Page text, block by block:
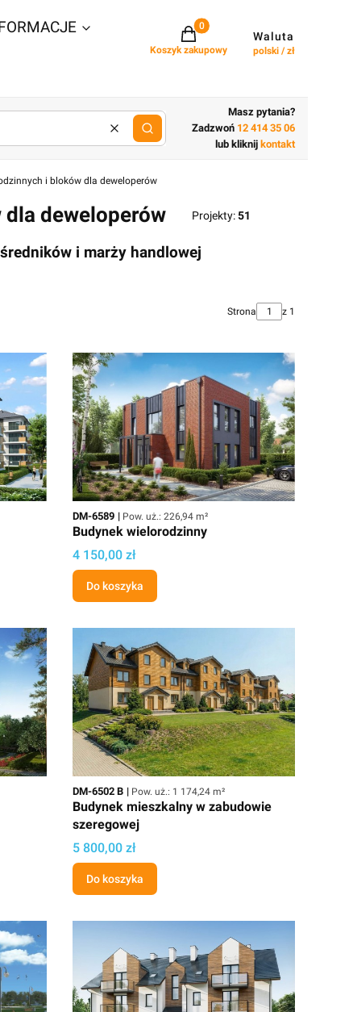
Projekty w koszyku: 0. Zobacz
Koszyk zakupowy
Waluta
polski / zł
Wyczyśćlub wpisz cechy budynku
Masz pytania?
Zadzwoń 12 414 35 06
lub kliknij kontakt
i bloków dla deweloperów
deweloperów Projekty:51
i marży handlowej
Strona z 1
Kod
DM-6589 Powierzchnia użytkowa
Pow. uż.: 226,94 m²
Budynek wielorodzinny
Cena projektu
4 150,00 zł
Do koszyka
Kod
DM-6502 B Powierzchnia użytkowa
Pow. uż.: 1 174,24 m²
Budynek mieszkalny w zabudowie
szeregowej
Cena projektu
5 800,00 zł
Do koszyka